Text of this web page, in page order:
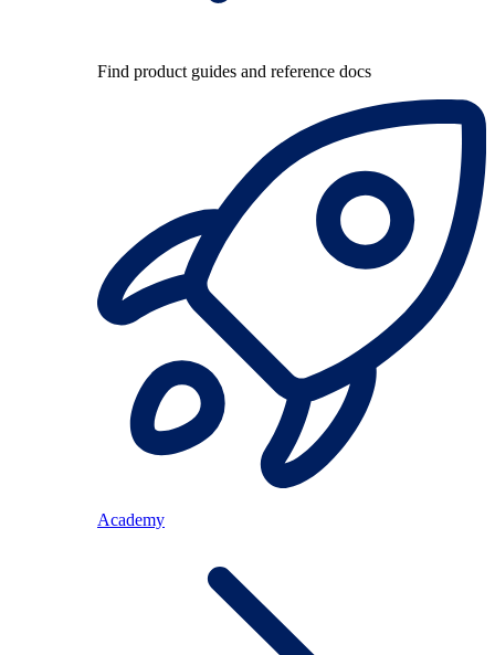
Find product guides and reference docs
Academy